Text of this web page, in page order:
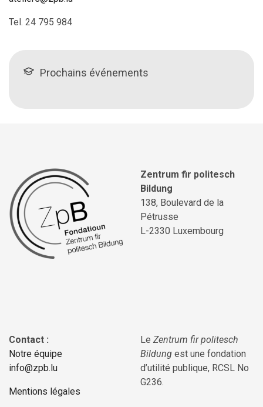
Tel. 24 795 984
Prochains événements
Zentrum fir politesch
Bildung
138, Boulevard de la
Pétrusse
L-2330 Luxembourg
Contact :
Notre équipe
info@zpb.lu
Mentions légales
Le Zentrum fir politesch
Bildung est une fondation
d’utilité publique, RCSL No
G236.